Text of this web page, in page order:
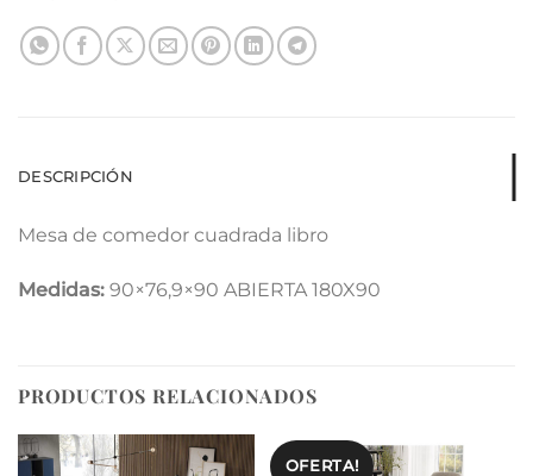
DESCRIPCIÓN
Mesa de comedor cuadrada libro
Medidas: 90×76,9×90 ABIERTA 180X90
PRODUCTOS RELACIONADOS
OFERTA!